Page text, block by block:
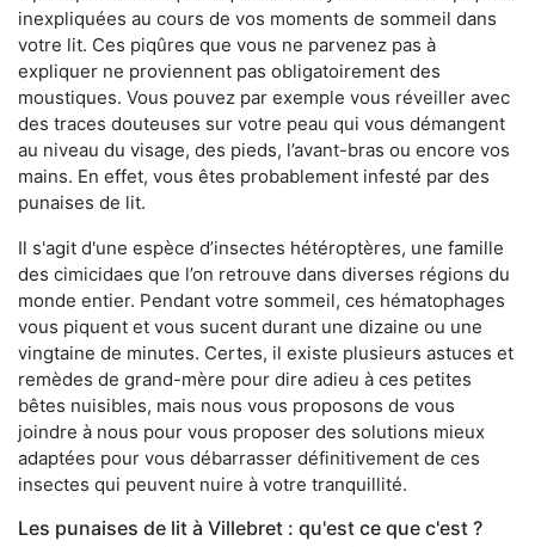
inexpliquées au cours de vos moments de sommeil dans
votre lit. Ces piqûres que vous ne parvenez pas à
expliquer ne proviennent pas obligatoirement des
moustiques. Vous pouvez par exemple vous réveiller avec
des traces douteuses sur votre peau qui vous démangent
au niveau du visage, des pieds, l’avant-bras ou encore vos
mains. En effet, vous êtes probablement infesté par des
punaises de lit.
Il s'agit d'une espèce d’insectes hétéroptères, une famille
des cimicidaes que l’on retrouve dans diverses régions du
monde entier. Pendant votre sommeil, ces hématophages
vous piquent et vous sucent durant une dizaine ou une
vingtaine de minutes. Certes, il existe plusieurs astuces et
remèdes de grand-mère pour dire adieu à ces petites
bêtes nuisibles, mais nous vous proposons de vous
joindre à nous pour vous proposer des solutions mieux
adaptées pour vous débarrasser définitivement de ces
insectes qui peuvent nuire à votre tranquillité.
Les punaises de lit à Villebret : qu'est ce que c'est ?